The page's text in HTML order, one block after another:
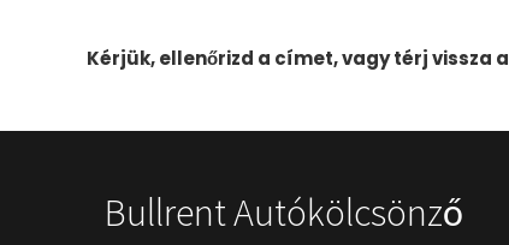
Kérjük, ellenőrizd a címet, vagy térj vissza a
Bullrent Autókölcsönző